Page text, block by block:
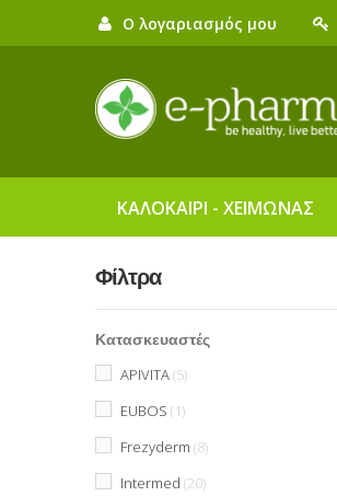
Ο λογαριασμός μου
ΚΑΛΟΚΑΙΡΙ - ΧΕΙΜΩΝΑΣ
Φίλτρα
Κατασκευαστές
APIVITA 5
EUBOS 1
Frezyderm 8
Intermed 20